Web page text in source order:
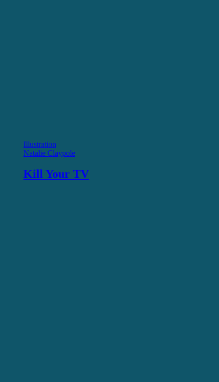
Illustration
Natalie Claypole
Kill Your TV